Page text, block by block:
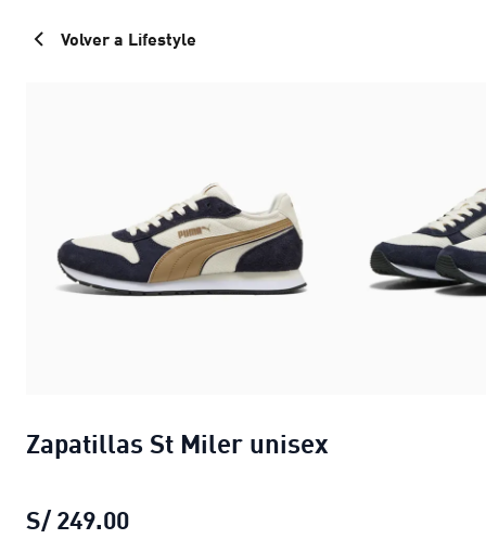
Volver a Lifestyle
Zapatillas St Miler unisex
S/ 249.00